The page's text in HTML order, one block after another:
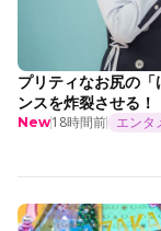
プリティなお尻の
ンスを炸裂させる
New18時間前 エンタ